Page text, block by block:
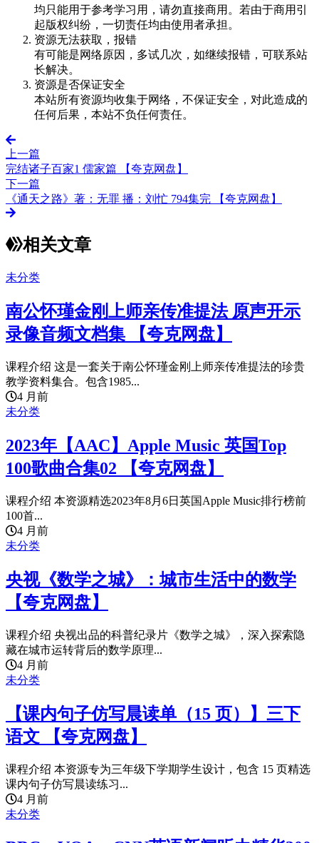
均只能用于参考学习用，请勿直接商用。若由于商用引
起版权纠纷，一切责任均由使用者承担。
资源无法获取，报错
有可能是网络原因，多试几次，如继续报错，可联系站
长解决。
资源是否保证安全
本站所有资源均收集于网络，不保证安全，对此造成的
任何后果，本站不负任何责任。
上一篇
完结诸子百家1 儒家篇 【夸克网盘】
下一篇
《通天之路》著：无罪 播：刘忙 794集完 【夸克网盘】
相关文章
未分类
南公怀瑾金刚上师亲传准提法 原声开示
录像音频文档集 【夸克网盘】
课程介绍 这是一套关于南公怀瑾金刚上师亲传准提法的珍贵
教学资料集合。包含1985...
4 月前
未分类
2023年【AAC】Apple Music 英国Top
100歌曲合集02 【夸克网盘】
课程介绍 本资源精选2023年8月6日英国Apple Music排行榜前
100首...
4 月前
未分类
央视《数学之城》：城市生活中的数学
【夸克网盘】
课程介绍 央视出品的科普纪录片《数学之城》，深入探索隐
藏在城市运转背后的数学原理...
4 月前
未分类
【课内句子仿写晨读单（15 页）】三下
语文 【夸克网盘】
课程介绍 本资源专为三年级下学期学生设计，包含 15 页精选
课内句子仿写晨读练习...
4 月前
未分类